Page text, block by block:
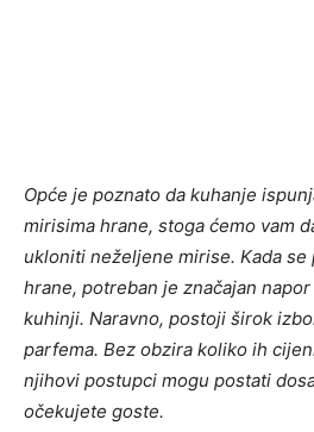
Opće je poznato da kuhanje
mirisima hrane, stoga ćemo vam
ukloniti neželjene mirise. Kada
hrane, potreban je značajan
kuhinji. Naravno, postoji širok
parfema. Bez obzira koliko ih
njihovi postupci mogu postati
očekujete goste.